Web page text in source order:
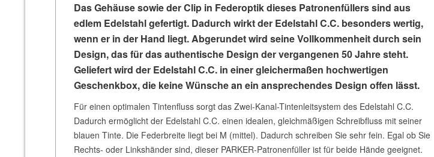
Das Gehäuse sowie der Clip in Federoptik dieses Patronenfüllers sind aus
edlem Edelstahl gefertigt. Dadurch wirkt der Edelstahl C.C. besonders wertig,
wenn er in der Hand liegt. Abgerundet wird seine Vollkommenheit durch sein
Design, das für das authentische Design der vergangenen 50 Jahre steht.
Geliefert wird der Edelstahl C.C. in einer gleichermaßen hochwertigen
Geschenkbox, die keine Wünsche an ein ansprechendes Design offen lässt.
Für einen optimalen Tintenfluss sorgt das Zwei-Kanal-Tintenleitsystem des Edelstahl C.C.
Dadurch ermöglicht der Edelstahl C.C. einen idealen, gleichmäßigen Schreibfluss mit seiner
blauen Tinte. Die Federbreite liegt bei M (mittel). Dadurch schreiben Sie sehr fein. Egal ob Sie
Rechts- oder Linkshänder sind, dieser PARKER-Patronenfüller ist für beide Hände geeignet.